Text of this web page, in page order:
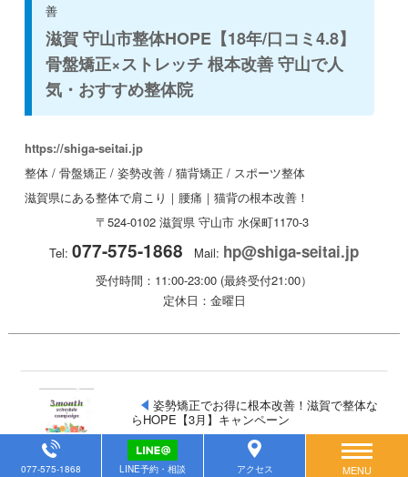
善
滋賀 守山市整体HOPE【18年/口コミ4.8】
骨盤矯正×ストレッチ 根本改善 守山で人
気・おすすめ整体院
https://shiga-seitai.jp
整体 / 骨盤矯正 / 姿勢改善 / 猫背矯正 / スポーツ整体
滋賀県にある整体で肩こり｜腰痛｜猫背の根本改善！
〒524-0102 滋賀県 守山市 水保町1170-3
Tel:077-575-1868 Mail: hp@shiga-seitai.jp
受付時間：11:00-23:00 (最終受付21:00）
定休日：金曜日
姿勢矯正でお得に根本改善！滋賀で整体な
らHOPE【3月】キャンペーン
077-575-1868 LINE予約・相談 アクセス MENU